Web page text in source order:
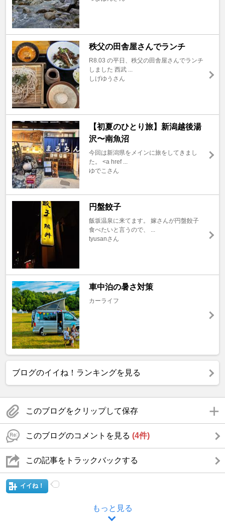
秩父の田舎屋さんでランチ
R8.03 の平日、秩父の田舎屋さんでランチ
しました 西武 ...
しげゆうさん
【初夏のひとり旅】新潟越後湯
沢〜南魚沼
今回は新潟県をメインに旅をしてきまし
た。 <a href ...
ゆでこさん
円盤餃子
飯坂温泉に来てます。 嫁さんが円盤餃子
食べたいと言うので、 ...
tyusanさん
車中泊の暑さ対策
カーライフ
ブログのイイね！ランキングを見る
このブログをクリップして保存
このブログのコメントを見る (4件)
この記事をトラックバックする
イイね！
もっと見る